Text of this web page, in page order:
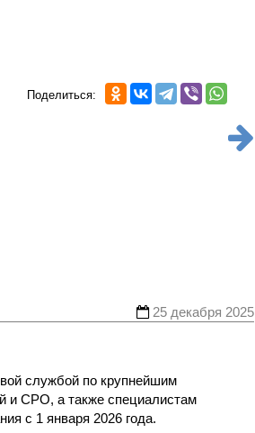
Поделиться:
25 декабря 2025
службой по крупнейшим
и СРО, а также специалистам
с 1 января 2026 года.